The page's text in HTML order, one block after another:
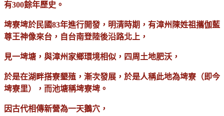
有300餘年歷史。
埤寮埤於民國83年進行開發，明清時期，有漳州陳姓祖攜伽藍
尊王神像來台，自台南登陸後沿路北上，
見一埤塘，與漳州家鄉環境相似，四周土地肥沃，
於是在湖畔搭寮墾殖，漸次發展，於是人稱此地為埤寮（即今
埤寮里），而池塘稱埤寮埤。
因古代相傳新營為一天鵝穴，